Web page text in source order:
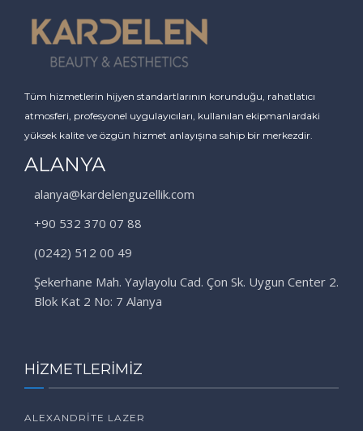
Tüm hizmetlerin hijyen standartlarının korunduğu, rahatlatıcı
atmosferi, profesyonel uygulayıcıları, kullanılan ekipmanlardaki
yüksek kalite ve özgün hizmet anlayışına sahip bir merkezdir.
ALANYA
alanya@kardelenguzellik.com
+90 532 370 07 88
(0242) 512 00 49
Şekerhane Mah. Yaylayolu Cad. Çon Sk. Uygun Center 2.
Blok Kat 2 No: 7 Alanya
HİZMETLERİMİZ
ALEXANDRITE LAZER